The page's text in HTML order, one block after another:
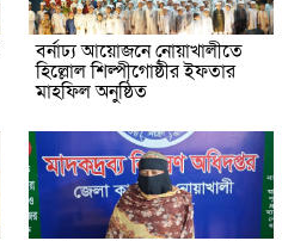
বর্নাঢ্য আয়োজনে নোয়াখালীতে
হিল্লোল শিল্পীগোষ্ঠীর ইফতার
মাহফিল অনুষ্ঠিত